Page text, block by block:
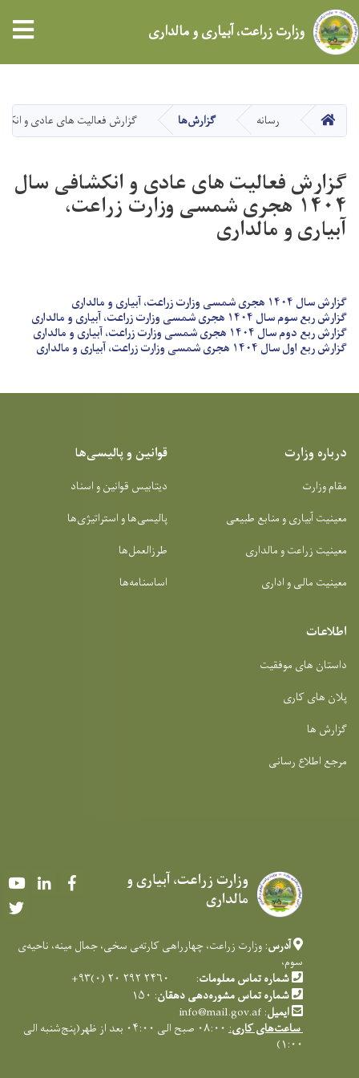
main
content
وزارت زراعت، آبیاری و مالداری
HOME رسانه گزارش‌ها گزارش فعالیت های عادی و انکشافی سال ۱۴۰۴ هجری شمسی وزارت
گزارش فعالیت های عادی و انکشافی سال
۱۴۰۴ هجری شمسی وزارت زراعت،
آبیاری و مالداری
گزارش سال ۱۴۰۴ هجری شمسی وزارت زراعت، آبیاری و مالداری
گزارش ربع سوم سال ۱۴۰۴ هجری شمسی وزارت زراعت، آبیاری و مالداری
گزارش ربع دوم سال ۱۴۰۴ هجری شمسی وزارت زراعت، آبیاری و مالداری
گزارش ربع اول سال ۱۴۰۴ هجری شمسی وزارت زراعت، آبیاری و مالداری
درباره وزارت
مقام وزارت
معینیت آبیاری و منابع طبیعی
معینیت زراعت و مالداری
معینیت مالی و اداری
قوانین و پالیسی‌ها
دیتابیس قوانین و اسناد
پالیسی‌ها و استراتیژی‌ها
طرزالعمل‌ها
اساسنامه‌ها
اطلاعات
داستان های موفقیت
پلان های کاری
گزارش ها
مرجع اطلاع رسانی
وزارت زراعت، آبیاری و
مالداری
YoutubeLinkedIn
آدرس: وزارت زراعت، چهارراهی کارته‌‍ی سخی، جمال مینه، ناحیه‌ی
سوم،
شماره تماس معلومات: ۲۴۶۰ ۲۹۲ ۲۰ (۰)۹۳+
شماره تماس مشوره‌دهی دهقان: ۱۵۰
ایمیل:
info@mail.gov.af
ساعت‌های کاری:
۰۸:۰۰ صبح الی ۰۴:۰۰ بعد از ظهر(پنج‌شنبه الی
۱:۰۰)